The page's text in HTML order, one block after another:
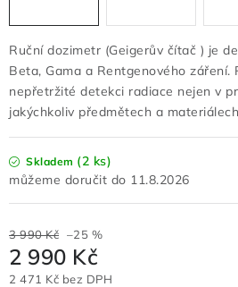
Podmínky ochrany osobních údajů
Odstoupení od kupní smlouvy
Obchodní podmínky velkoobchod
Reklamační protokol
Velkoobchod
Hodnocení obchodu
Ruční dozimetr (Geigerův čítač ) je
Beta, Gama a Rentgenového záření.
nepřetržité detekci radiace nejen v
jakýchkoliv předmětech a
Skladem (2 ks)
11.8.2026
3 990 Kč –25 %
2 990 Kč
2 471 Kč bez DPH